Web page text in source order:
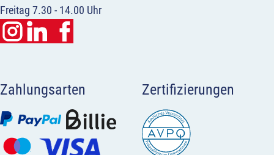
Freitag 7.30 - 14.00 Uhr
Zahlungsarten Zertifizierungen